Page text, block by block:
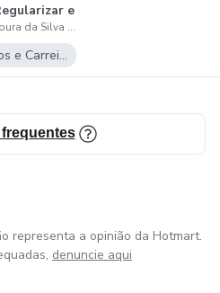
e
Rafael Moura da Silva Lima
Negócios e Carreira
representa a opinião da Hotmart.
denuncie aqui